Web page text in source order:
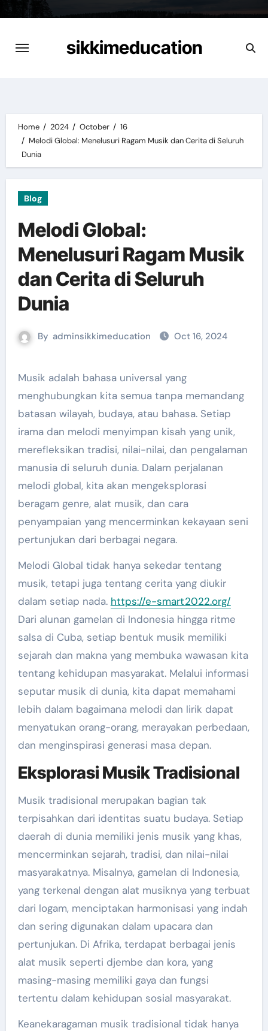
content
sikkimeducation
Home 2024 October
16
Melodi Global: Menelusuri Ragam Musik dan Cerita di Seluruh
Dunia
Blog
Melodi Global:
Menelusuri Ragam Musik
dan Cerita di Seluruh
Dunia
By adminsikkimeducation Oct 16, 2024
Musik adalah bahasa universal yang
menghubungkan kita semua tanpa memandang
batasan wilayah, budaya, atau bahasa. Setiap
irama dan melodi menyimpan kisah yang unik,
merefleksikan tradisi, nilai-nilai, dan pengalaman
manusia di seluruh dunia. Dalam perjalanan
melodi global, kita akan mengeksplorasi
beragam genre, alat musik, dan cara
penyampaian yang mencerminkan kekayaan seni
pertunjukan dari berbagai negara.
Melodi Global tidak hanya sekedar tentang
musik, tetapi juga tentang cerita yang diukir
dalam setiap nada. https://e-smart2022.org/
Dari alunan gamelan di Indonesia hingga ritme
salsa di Cuba, setiap bentuk musik memiliki
sejarah dan makna yang membuka wawasan kita
tentang kehidupan masyarakat. Melalui informasi
seputar musik di dunia, kita dapat memahami
lebih dalam bagaimana melodi dan lirik dapat
menyatukan orang-orang, merayakan perbedaan,
dan menginspirasi generasi masa depan.
Eksplorasi Musik Tradisional
Musik tradisional merupakan bagian tak
terpisahkan dari identitas suatu budaya. Setiap
daerah di dunia memiliki jenis musik yang khas,
mencerminkan sejarah, tradisi, dan nilai-nilai
masyarakatnya. Misalnya, gamelan di Indonesia,
yang terkenal dengan alat musiknya yang terbuat
dari logam, menciptakan harmonisasi yang indah
dan sering digunakan dalam upacara dan
pertunjukan. Di Afrika, terdapat berbagai jenis
alat musik seperti djembe dan kora, yang
masing-masing memiliki gaya dan fungsi
tertentu dalam kehidupan sosial masyarakat.
Keanekaragaman musik tradisional tidak hanya